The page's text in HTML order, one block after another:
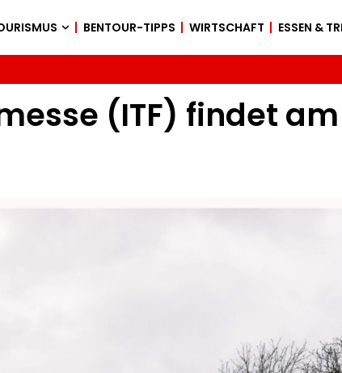
BENTOUR-TIPPS WIRTSCHAFT ESSEN &
(ITF) findet